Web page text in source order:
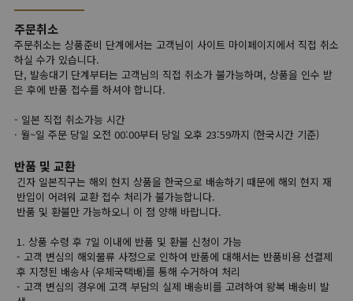
주문취소
주문취소는 상품준비 단계에서는 고객님이 사이트 마이페이지에서 직접 취소
하실 수가 있습니다.
단, 발송대기 단계부터는 고객님의 직접 취소가 불가능하며, 상품을 인수 받
은 후에 반품 접수를 하셔야 합니다.
- 일본 직접 취소가능 시간
· 월~일 주문 당일 오전 00:00부터 당일 오후 23:59까지 (한국시간 기준)
반품 및 교환
긴자 일본직구는 해외 현지 상품을 한국으로 배송하기 때문에 해외 현지 재
반입이 어려워 교환 접수 처리가 불가능합니다.
반품 및 환불만 가능하오니 이 점 양해 바랍니다.
1. 상품 수령 후 7일 이내에 반품 및 환불 신청이 가능
- 고객 변심의 해외물류 사정으로 인하여 반품에 대해서는 반품비용 선결제
후 지정된 배송사 (우체국택배)를 통해 수거하여 처리
- 고객 변심의 경우에 고객 부담의 실제 배송비를 고려하여 왕복 배송비 발